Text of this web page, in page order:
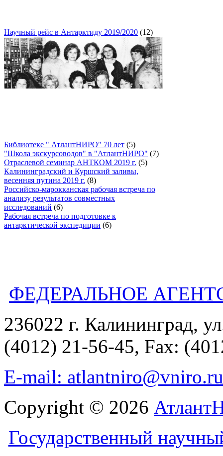
Научный рейс в Антарктиду 2019/2020 (12)
Библиотеке " АтлантНИРО" 70 лет (5)
"Школа экскурсоводов" в "АтлантНИРО" (7)
Отраслевой семинар АНТКОМ 2019 г. (5)
Калининградский и Куршский заливы,
весенняя путина 2019 г. (8)
Российско-марокканская рабочая встреча по
анализу результатов совместных
исследований (6)
Рабочая встреча по подготовке к
антарктической экспедиции (6)
ФЕДЕРАЛЬНОЕ
236022 г. Калининград,
(4012) 21-56-45, Fax:
E-mail: atlantniro@vniro.ru
Copyright © 2026
Государственный